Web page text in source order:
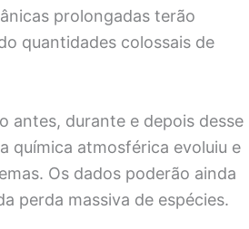
prolongadas terão
quantidades colossais de
antes, durante e depois desse
química atmosférica evoluiu e
Os dados poderão ainda
perda massiva de espécies.